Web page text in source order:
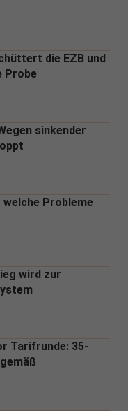
die EZB und
Probe
sinkender
welche Probleme
wird zur
Tarifrunde: 35-